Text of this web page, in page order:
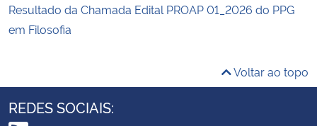
Resultado da Chamada Edital PROAP 01_2026 do PPG
em Filosofia
Voltar ao topo
REDES SOCIAIS: